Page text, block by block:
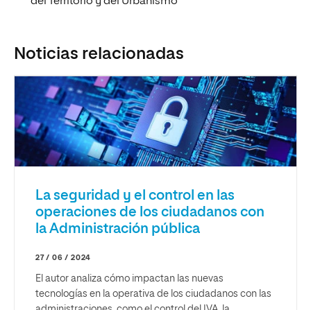
Noticias relacionadas
La seguridad y el control en las
operaciones de los ciudadanos con
la Administración pública
27 / 06 / 2024
El autor analiza cómo impactan las nuevas
tecnologías en la operativa de los ciudadanos con las